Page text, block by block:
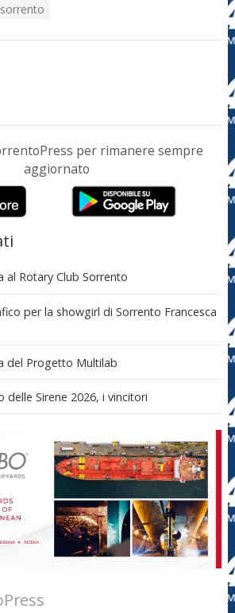
sorrento
per rimanere sempre
aggiornato
al Rotary Club Sorrento
per la showgirl di Sorrento Francesca
del Progetto Multilab
delle Sirene 2026, i vincitori